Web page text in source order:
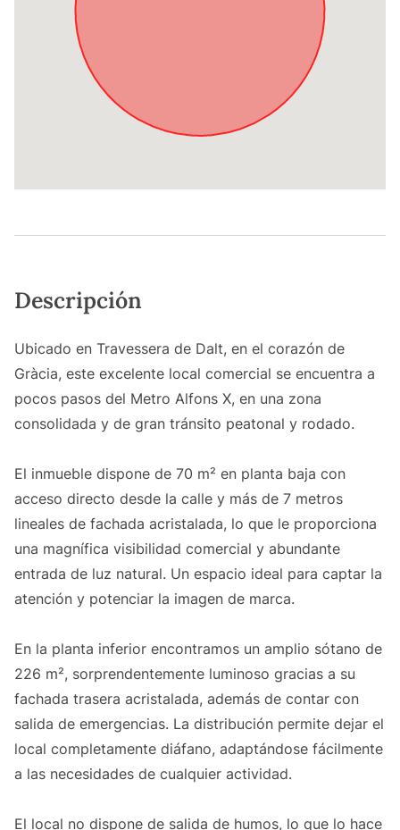
Descripción
Ubicado en Travessera de Dalt, en el corazón de
Gràcia, este excelente local comercial se encuentra a
pocos pasos del Metro Alfons X, en una zona
consolidada y de gran tránsito peatonal y rodado.
El inmueble dispone de 70 m² en planta baja con
acceso directo desde la calle y más de 7 metros
lineales de fachada acristalada, lo que le proporciona
una magnífica visibilidad comercial y abundante
entrada de luz natural. Un espacio ideal para captar la
atención y potenciar la imagen de marca.
En la planta inferior encontramos un amplio sótano de
226 m², sorprendentemente luminoso gracias a su
fachada trasera acristalada, además de contar con
salida de emergencias. La distribución permite dejar el
local completamente diáfano, adaptándose fácilmente
a las necesidades de cualquier actividad.
El local no dispone de salida de humos, lo que lo hace